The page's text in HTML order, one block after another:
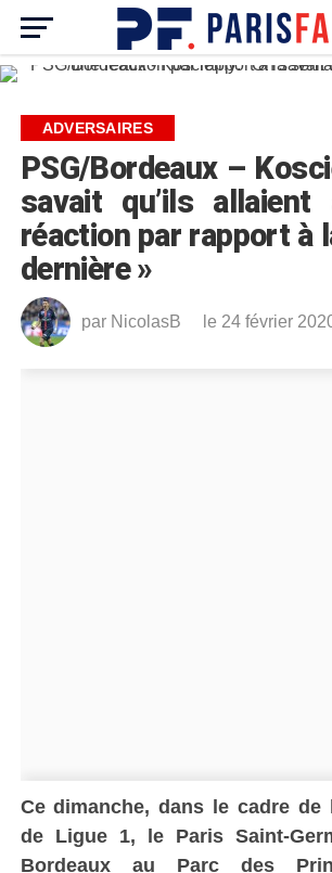
ADVERSAIRES
PSG/Bordeaux –
savait qu’ils allaient
réaction par rapport à
dernière »
par NicolasB le 24 février
Ce dimanche, dans le cadre de
de Ligue 1, le Paris Saint-
Bordeaux au Parc des